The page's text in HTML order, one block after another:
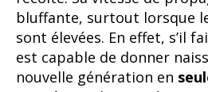
bluffante, surtout lorsque
sont élevées. En effet, s’il
est capable de donner
nouvelle génération en